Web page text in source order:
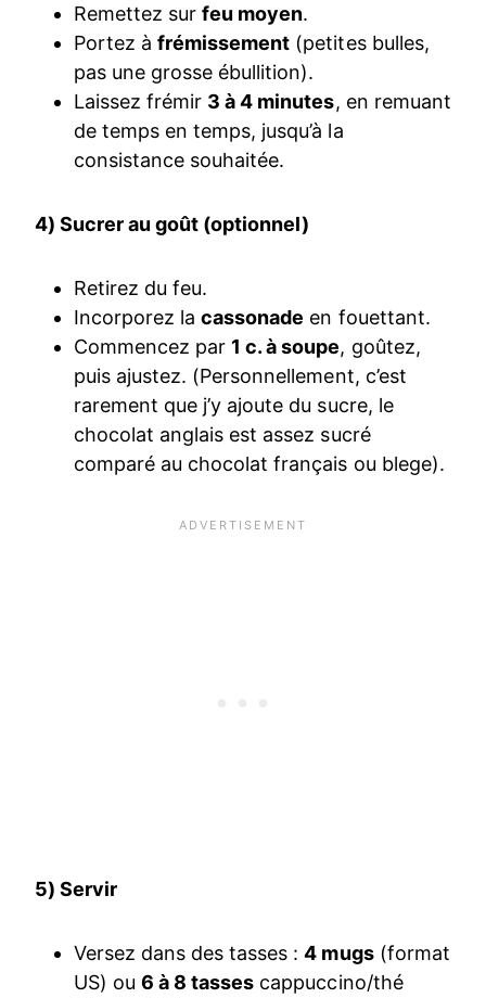
Remettez surfeu moyen.
Portez àfrémissement (petites bulles,
pas une grosse ébullition).
Laissez frémir 3 à 4 minutes, en remuant
de temps en temps, jusqu’à la
consistance souhaitée.
4) Sucrer au goût (optionnel)
Retirez du feu.
Incorporez lacassonade en fouettant.
Commencez par 1 c. à soupe, goûtez,
puis ajustez. (Personnellement, c’est
rarement que j’y ajoute du sucre, le
chocolat anglais est assez sucré
comparé au chocolat français ou blege).
5) Servir
Versez dans des tasses :4 mugs(format
US) ou6 à 8 tasses cappuccino/thé